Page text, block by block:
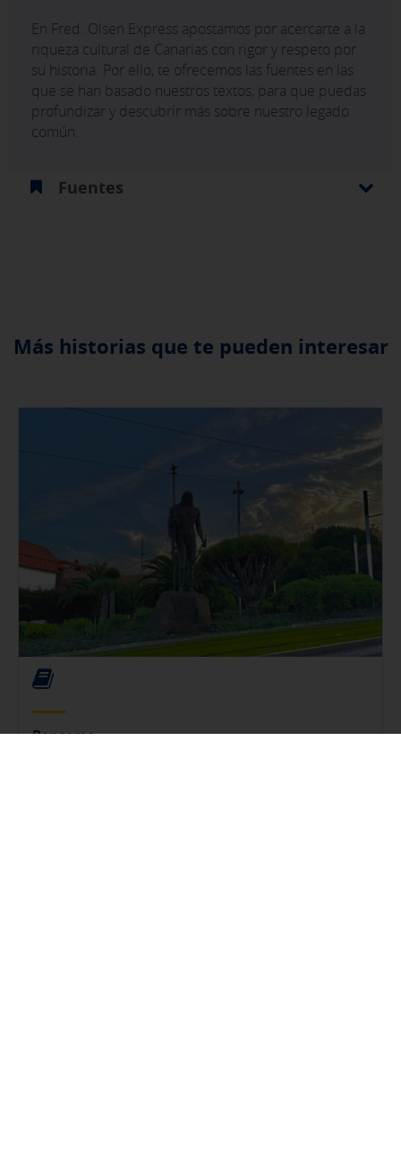
En Fred. Olsen Express apostamos por acercarte a la
riqueza cultural de Canarias con rigor y respeto por
su historia. Por ello, te ofrecemos las fuentes en las
que se han basado nuestros textos, para que puedas
profundizar y descubrir más sobre nuestro legado
común.
Fuentes
Más historias que te pueden interesar
Bencomo